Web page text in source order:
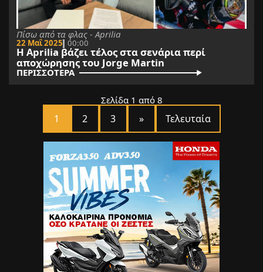
Πίσω από τα φλας - Aprilia
22 Μαΐ 2025 00:00
H Aprilia βάζει τέλος στα σενάρια περί
αποχώρησης του Jorge Martin
ΠΕΡΙΣΣΟΤΕΡΑ
Σελίδα 1 από 8
1 2 3 » Τελευταία